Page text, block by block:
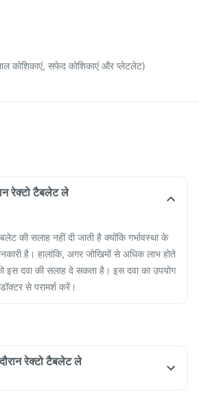
कोशिकाएं, सफेद कोशिकाएं और प्लेटलेट)
रेक्टो टैबलेट ले
की सलाह नहीं दी जाती है क्योंकि गर्भावस्था के
है। हालांकि, अगर जोखिमों से अधिक लाभ होते
इस दवा की सलाह दे सकता है। इस दवा का उपयोग
से परामर्श करें।
रेक्टो टैबलेट ले